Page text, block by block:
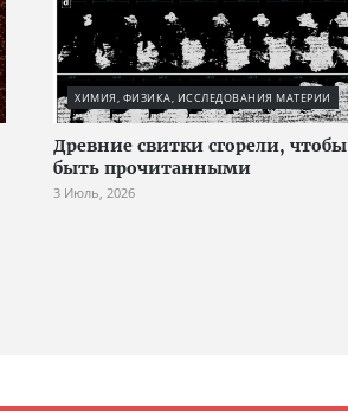
ХИМИЯ, ФИЗИКА, ИССЛЕДОВАНИЯ МАТЕРИИ
Древние свитки сгорели, чтобы
быть прочитанными
3 Июль, 2026